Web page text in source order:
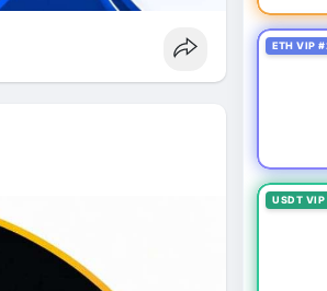
ETH VIP
USDT